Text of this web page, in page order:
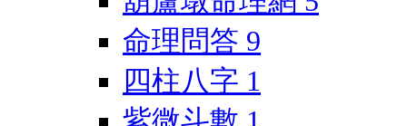
命理問答 9
四柱八字 1